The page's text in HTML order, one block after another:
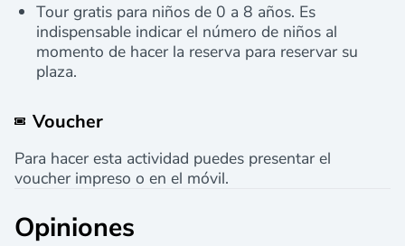
Tour gratis para niños de 0 a 8 años. Es
indispensable indicar el número de niños al
momento de hacer la reserva para reservar su
plaza.
Voucher
Para hacer esta actividad puedes presentar el
voucher impreso o en el móvil.
Opiniones